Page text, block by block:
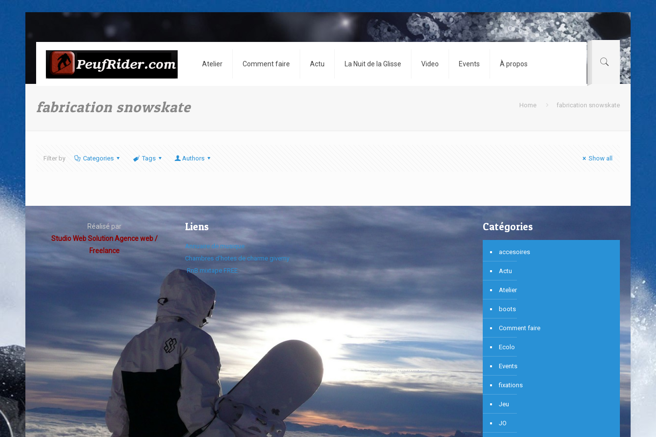
Atelier Comment faire Actu La Nuit de la Glisse Video Events À propos
fabrication snowskate Home fabrication snowskate
Filter by Categories Tags Authors Show all
Réalisé par
Studio Web Solution Agence web /
Freelance
Liens
Annuaire de musique
Chambres d'hotes de charme giverny
RnB mixtape FREE
Catégories
accesoires
Actu
Atelier
boots
Comment faire
Ecolo
Events
fixations
Jeu
JO